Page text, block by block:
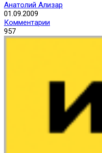
Анатолий Ализар
01.09.2009
Комментарии
957